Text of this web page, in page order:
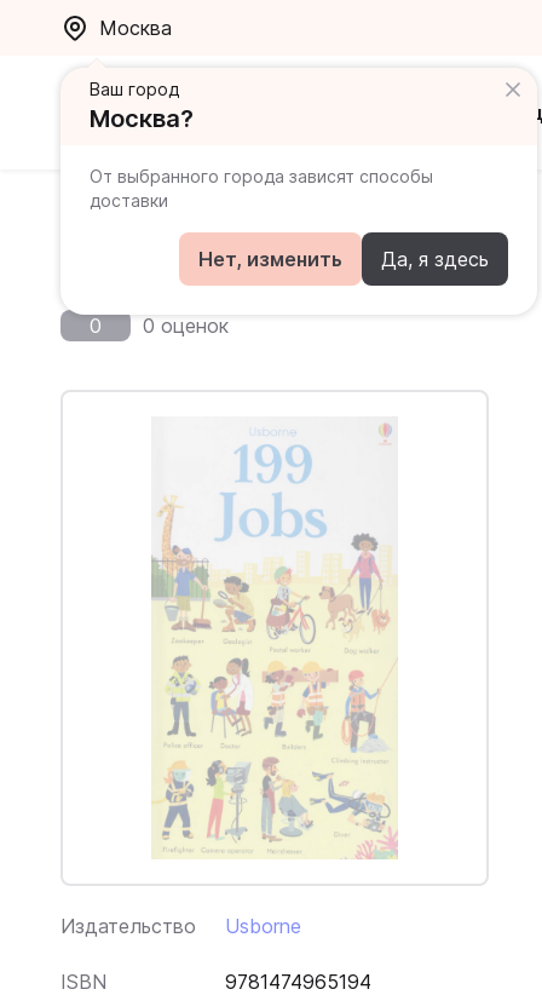
Москва
Ваш город
Москва?
От выбранного города зависят способы
доставки
Нет, изменить Да, я здесь
Главная Каталог
199 Jobs
0 0 оценок
Издательство Usborne
ISBN 9781474965194